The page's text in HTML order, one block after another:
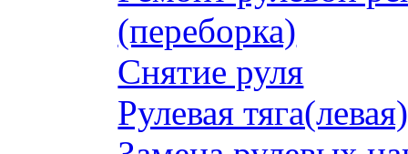
(переборка)
Снятие руля
Рулевая